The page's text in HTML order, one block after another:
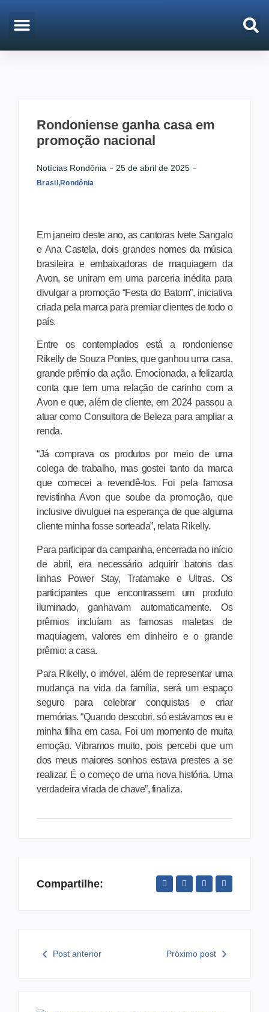
Rondoniense ganha casa em
promoção nacional
Notícias Rondônia 25 de abril de 2025
Brasil,Rondônia
Em janeiro deste ano, as cantoras Ivete Sangalo
e Ana Castela, dois grandes nomes da música
brasileira e embaixadoras de maquiagem da
Avon, se uniram em uma parceria inédita para
divulgar a promoção “Festa do Batom”, iniciativa
criada pela marca para premiar clientes de todo o
país.
Entre os contemplados está a rondoniense
Rikelly de Souza Pontes, que ganhou uma casa,
grande prêmio da ação. Emocionada, a felizarda
conta que tem uma relação de carinho com a
Avon e que, além de cliente, em 2024 passou a
atuar como Consultora de Beleza para ampliar a
renda.
“Já comprava os produtos por meio de uma
colega de trabalho, mas gostei tanto da marca
que comecei a revendê-los. Foi pela famosa
revistinha Avon que soube da promoção, que
inclusive divulguei na esperança de que alguma
cliente minha fosse sorteada”, relata Rikelly.
Para participar da campanha, encerrada no início
de abril, era necessário adquirir batons das
linhas Power Stay, Tratamake e Ultras. Os
participantes que encontrassem um produto
iluminado, ganhavam automaticamente. Os
prêmios incluíam as famosas maletas de
maquiagem, valores em dinheiro e o grande
prêmio: a casa.
Para Rikelly, o imóvel, além de representar uma
mudança na vida da família, será um espaço
seguro para celebrar conquistas e criar
memórias. “Quando descobri, só estávamos eu e
minha filha em casa. Foi um momento de muita
emoção. Vibramos muito, pois percebi que um
dos meus maiores sonhos estava prestes a se
realizar. É o começo de uma nova história. Uma
verdadeira virada de chave”, finaliza.
Compartilhe:
Post anterior Próximo post